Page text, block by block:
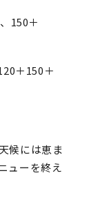
150＋
＋150＋
候には恵ま
ューを終え